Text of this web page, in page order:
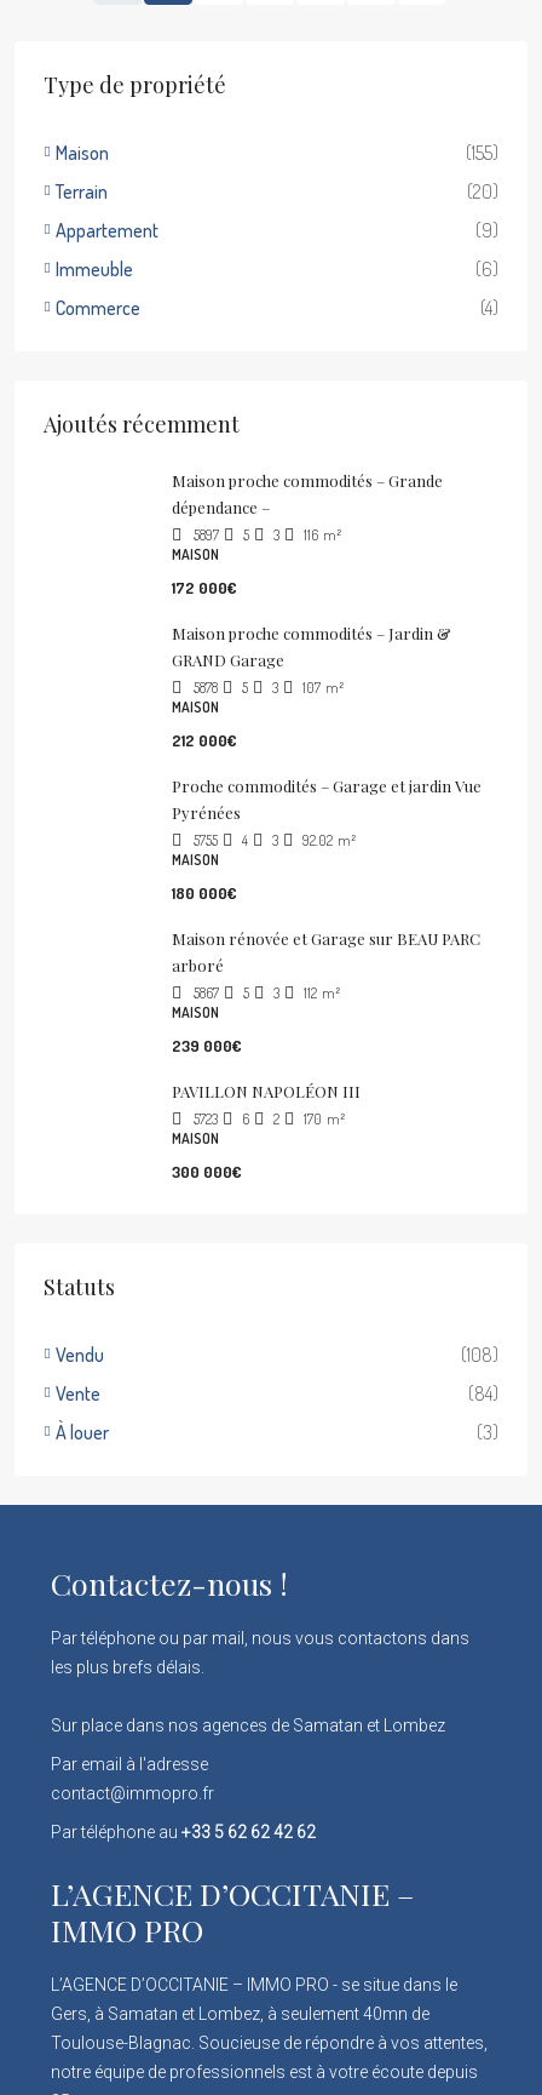
Type de propriété
Maison
(155)
Terrain
(20)
Appartement
(9)
Immeuble
(6)
Commerce
(4)
Ajoutés récemment
Maison proche commodités – Grande
dépendance –
5897 5 3 116 m²
MAISON
172 000€
Maison proche commodités – Jardin &
GRAND Garage
5878 5 3 107 m²
MAISON
212 000€
Proche commodités – Garage et jardin Vue
Pyrénées
5755 4 3 92.02 m²
MAISON
180 000€
Maison rénovée et Garage sur BEAU PARC
arboré
5867 5 3 112 m²
MAISON
239 000€
PAVILLON NAPOLÉON III
5723 6 2 170 m²
MAISON
300 000€
Statuts
Vendu
(108)
Vente
(84)
À louer
(3)
Contactez-nous !
Par téléphone ou par mail, nous vous contactons dans
les plus brefs délais.
Sur place dans nos agences de Samatan et Lombez
Par email à l'adresse
contact@immopro.fr
Par téléphone au +33 5 62 62 42 62
L’AGENCE D’OCCITANIE –
IMMO PRO
L’AGENCE D’OCCITANIE – IMMO PRO - se situe dans le
Gers, à Samatan et Lombez, à seulement 40mn de
Toulouse-Blagnac. Soucieuse de répondre à vos attentes,
notre équipe de professionnels est à votre écoute depuis